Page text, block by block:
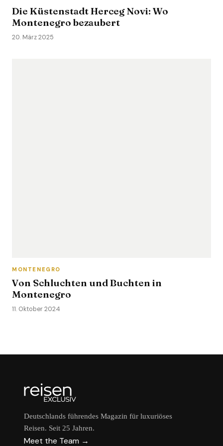
Die Küstenstadt Herceg Novi:­ Wo
Montenegro bezaubert
20. März 2025
MONTENEGRO
Von Schluchten und Buchten in
Montenegro
11. Oktober 2024
Deutschlands führendes Magazin für luxuriöses
Reisen. Seit 25 Jahren.
Meet the Team →